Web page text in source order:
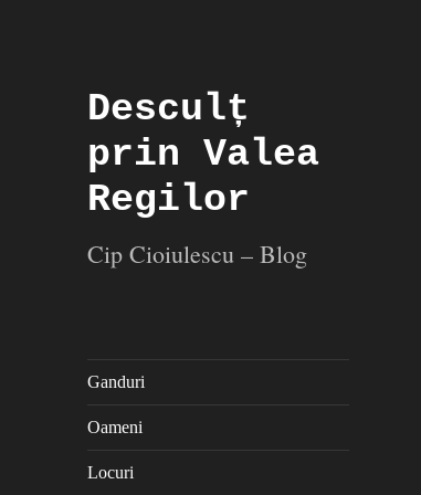
Desculț
prin Valea
Regilor
Cip Cioiulescu – Blog
Ganduri
Oameni
Locuri